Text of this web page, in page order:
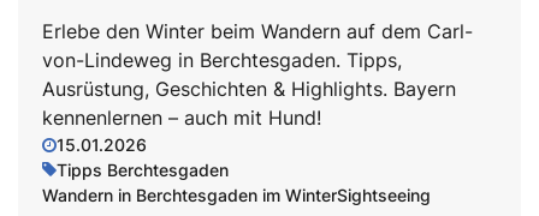
Erlebe den Winter beim Wandern auf dem Carl-
von-Lindeweg in Berchtesgaden. Tipps,
Ausrüstung, Geschichten & Highlights. Bayern
kennenlernen – auch mit Hund!
15.01.2026
Tipps Berchtesgaden
Wandern in Berchtesgaden im WinterSightseeing